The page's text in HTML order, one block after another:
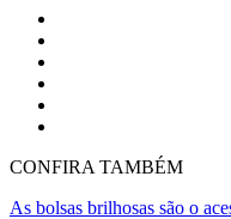
CONFIRA TAMBÉM
As bolsas brilhosas são o